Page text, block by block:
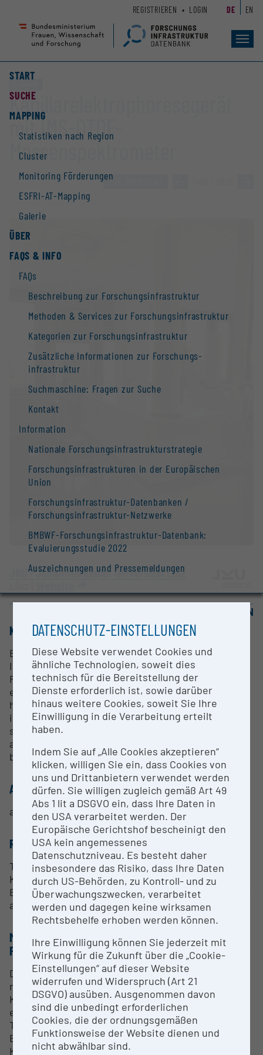
Seiteninhalt
Accesskey
Hauptnavigation
Accesskey
START
SUCHE
MAPPING
Statistiken nach Region
Cluster
Monitoring Förderungen
ESFRI-AT-Mapping
Galerie
ÜBER
FAQS & INFO
FAQs
Beschreibung zur Forschungs­infrastruktur
Methoden & Services zur Forschungs­infrastruktur
Kategorien zur Forschungs­infrastruktur
Zusätzliche Informationen zur Forschungs­
infrastruktur
Suchmaschine: Fragen zur Suche
Kontakt
Information
Nationale Forschungs­infrastruktur­strategie
Forschungs­infrastrukturen in der Europäischen
Union
Forschungs­infrastruktur-Datenbanken /
Forschungs­infrastruktur-Netzwerke
BMBWF-Forschungsinfrastruktur-Datenbank:
Evaluierungsstudie 2022
Auszeichnungen und Pressemeldungen
REGISTRIEREN LOGIN DE EN
Kapillarelektrophoresegerät
mit IMS-QTOF-
Massenspektrometer
ZUR ÜBERSICHT
JKU - Johannes Kepler Universität Linz
OPEN FOR COLLABORATION
KURZBESCHREIBUNG
Beim Kapillarelektrophoresegerät mit
Ionenmobilitäts-Quadrupol-
Flugzeitmassenspektrometer handelt es sich um
ein Hochleistungstrennsystem, welches mit einem
hochauflösenden Massenspektrometer gekoppelt
ist. Zudem erlaubt das Gerät die Bestimmung von
sogenannten Kollisionsquerschnitten. Es dient vor
allem zur Charakterisierung von komplexen
biologischen Proben.
ANSPRECHPERSON
a. Univ.-Prof. Mag. Dr. Christian Klampfl
RESEARCH SERVICES
Trennung kleiner polarer Moleküle durch
Kapillarelektrophorese mit anschließender
Bestimmung des Kollisionsquerschnittes sowie der
akkuraten Masse.
METHODEN & EXPERTISE ZUR
FORSCHUNGSINFRASTRUKTUR
Das Kapillarelektrophoresegerät mit
massenspektrometrischem Detektor ist das
Kernstück des im Rahmen eines Interreg-Projekts
eingerichteten Labors für Forschung zu den
Themen Metabolomics und medizinische Chemie.
Es wird in diesem Forschungsbereich in
Kooperation mit dem Biologiezentrum der
DATENSCHUTZ-EINSTELLUNGEN
Diese Website verwendet Cookies und
ähnliche Technologien, soweit dies
technisch für die Bereitstellung der
Dienste erforderlich ist, sowie darüber
hinaus weitere Cookies, soweit Sie Ihre
Einwilligung in die Verarbeitung erteilt
haben.
Indem Sie auf „Alle Cookies akzeptieren“
klicken, willigen Sie ein, dass Cookies von
uns und Drittanbietern verwendet werden
dürfen. Sie willigen zugleich gemäß Art 49
Abs 1 lit a DSGVO ein, dass Ihre Daten in
den USA verarbeitet werden. Der
Europäische Gerichtshof bescheinigt den
USA kein angemessenes
Datenschutzniveau. Es besteht daher
insbesondere das Risiko, dass Ihre Daten
durch US-Behörden, zu Kontroll- und zu
Überwachungszwecken, verarbeitet
werden und dagegen keine wirksamen
Rechtsbehelfe erhoben werden können.
Ihre Einwilligung können Sie jederzeit mit
Wirkung für die Zukunft über die „Cookie-
Einstellungen“ auf dieser Website
widerrufen und Widerspruch (Art 21
DSGVO) ausüben. Ausgenommen davon
sind die unbedingt erforderlichen
Cookies, die der ordnungsgemäßen
Funktionsweise der Website dienen und
nicht abwählbar sind.